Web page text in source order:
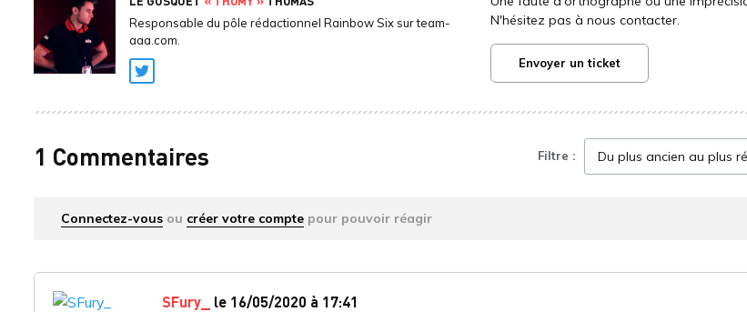
Responsable du pôle rédactionnel Rainbow Six sur team-
aaa.com.
Twitter
N'hésitez pas à nous contacter.
Envoyer un ticket
1 Commentaires Filtre :
Connectez-vous ou créer votre compte pour pouvoir réagir
SFury_ le 16/05/2020 à 17:41